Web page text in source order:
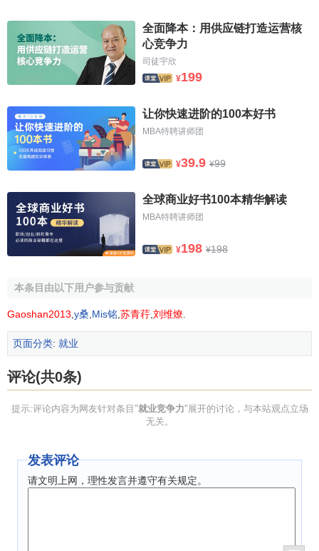
毕业生就业质量的高低直接反映了高校的教学质量水平， 而
就业竞争是是影响就业最重要的因素。除此之外，从学校发
展的长远角度来看，学校的发展情况与其学生的发展情况有
着密切的联系， 相辅相成，相互扶持。学校利用自己手中的
各种资源，帮助学生提高就业竞争力，获得良好的工作职
位，当学生获得了良好的发展平台后，又会发过来帮助学校
发展，对学校的长期发展起到良好的推动作用，从而实现学
校与学生发展的良性循环。
4.有利于高校大学生实现自己的
个人的角度来看， 只有通过不断提升自己的就业竞争力，才
能是自己在众多的
竞争者
都脱颖而出，找到一个理想的工作
岗位。 对于刚刚踏入社会的毕业生来讲，能否找到一个适合
合自己的平台，可以根据自己的兴趣爱好，得到更好的发展
机会，而且周围工作的同事水平较高，对自己的
能起到良好的促进作用。从上面的分析来看， 提升高校毕业
生的就业竞争力有利于经济的发展和社会的和谐， 同时对各
个高校的发展和高校大学生自身的发展都有着重要的意义。
提高大学生就业竞争力的方法对策
极作用，所以我们应该从多个方面入手，提升高校大学生的
就业竞争力。
全面降本：用供应链打造运营核
心竞争力
司徒宇欣
¥199
让你快速进阶的100本好书
MBA特聘讲师团
¥39.9 ¥99
全球商业好书100本精华解读
MBA特聘讲师团
¥198 ¥198
本条目由以下用户参与贡献
Gaoshan2013 y桑 Mis铭 苏青荇 刘维燎
页面分类: 就业
评论(共0条)
提示:评论内容为网友针对条目"就业竞争力"展开的讨论，与本站观点立场
无关。
发表评论
请文明上网，理性发言并遵守有关规定。